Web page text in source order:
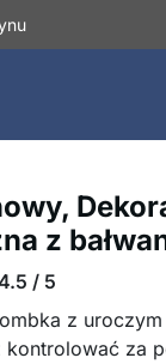
z
/ 5
z uroczym
kontrolować za